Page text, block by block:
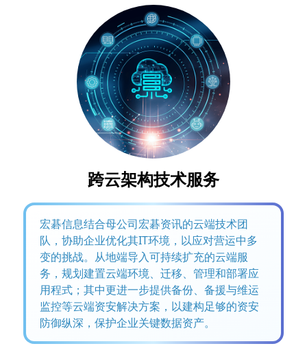
跨云架构技术服务
宏碁信息结合母公司宏碁资讯的云端技术团
队，协助企业优化其IT环境，以应对营运中多
变的挑战。从地端导入可持续扩充的云端服
务，规划建置云端环境、迁移、管理和部署应
用程式；其中更进一步提供备份、备援与维运
监控等云端资安解决方案，以建构足够的资安
防御纵深，保护企业关键数据资产。